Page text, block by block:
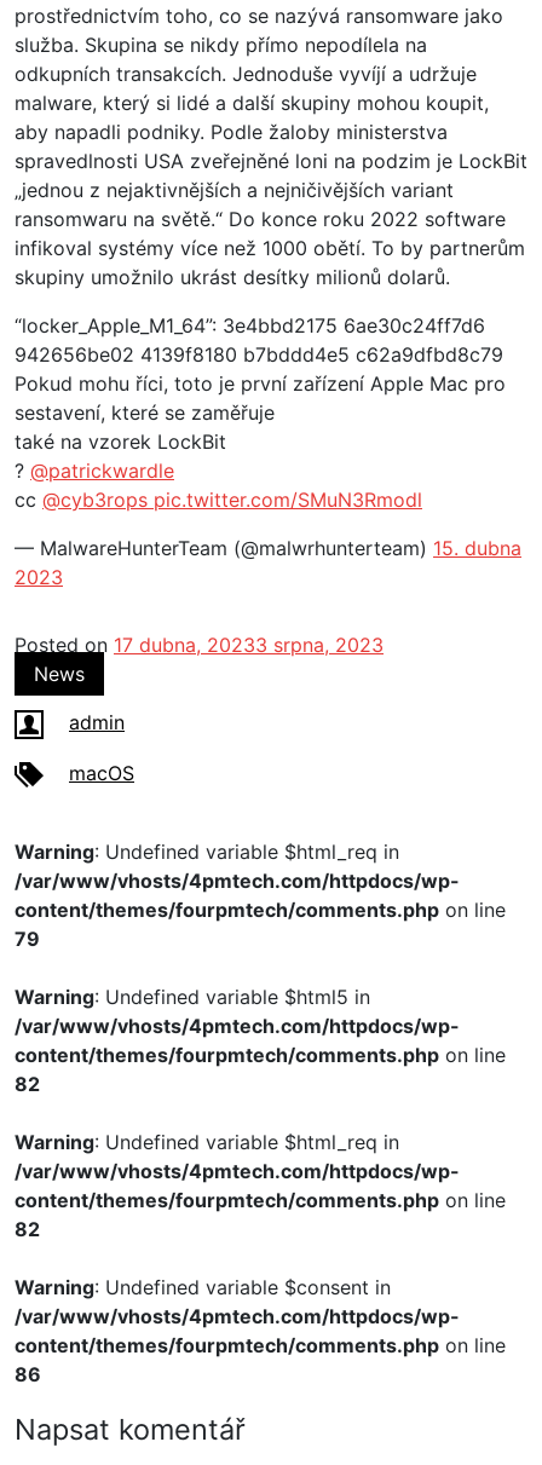
prostřednictvím toho, co se nazývá ransomware jako
služba. Skupina se nikdy přímo nepodílela na
odkupních transakcích. Jednoduše vyvíjí a udržuje
malware, který si lidé a další skupiny mohou koupit,
aby napadli podniky. Podle žaloby ministerstva
spravedlnosti USA zveřejněné loni na podzim je LockBit
„jednou z nejaktivnějších a nejničivějších variant
ransomwaru na světě.“ Do konce roku 2022 software
infikoval systémy více než 1000 obětí. To by partnerům
skupiny umožnilo ukrást desítky milionů dolarů.
“locker_Apple_M1_64”: 3e4bbd2175 6ae30c24ff7d6
942656be02 4139f8180 b7bddd4e5 c62a9dfbd8c79
Pokud mohu říci, toto je první zařízení Apple Mac pro
sestavení, které se zaměřuje
také na vzorek LockBit
? @patrickwardle
cc @cyb3rops pic.twitter.com/SMuN3Rmodl
— MalwareHunterTeam (@malwrhunterteam) 15. dubna
2023
Posted on 17 dubna, 20233 srpna, 2023
News
admin
macOS
Warning: Undefined variable $html_req in
/var/www/vhosts/4pmtech.com/httpdocs/wp-
content/themes/fourpmtech/comments.php on line
79
Warning: Undefined variable $html5 in
/var/www/vhosts/4pmtech.com/httpdocs/wp-
content/themes/fourpmtech/comments.php on line
82
Warning: Undefined variable $html_req in
/var/www/vhosts/4pmtech.com/httpdocs/wp-
content/themes/fourpmtech/comments.php on line
82
Warning: Undefined variable $consent in
/var/www/vhosts/4pmtech.com/httpdocs/wp-
content/themes/fourpmtech/comments.php on line
86
Napsat komentář